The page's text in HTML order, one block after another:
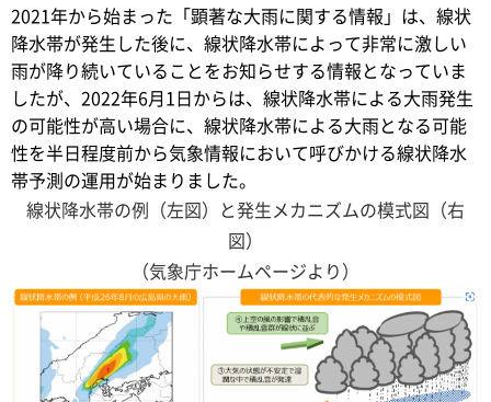
2021年から始まった「顕著な大雨に関する情報」は、線状
降水帯が発生した後に、線状降水帯によって非常に激しい
雨が降り続いていることをお知らせする情報となっていま
したが、2022年6月1日からは、線状降水帯による大雨発生
の可能性が高い場合に、線状降水帯による大雨となる可能
性を半日程度前から気象情報において呼びかける線状降水
帯予測の運用が始まりました。
線状降水帯の例（左図）と発生メカニズムの模式図（右
図）
（気象庁ホームページより）